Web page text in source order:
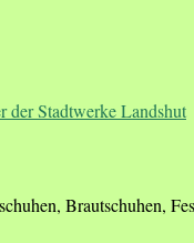
Brautschuhen,